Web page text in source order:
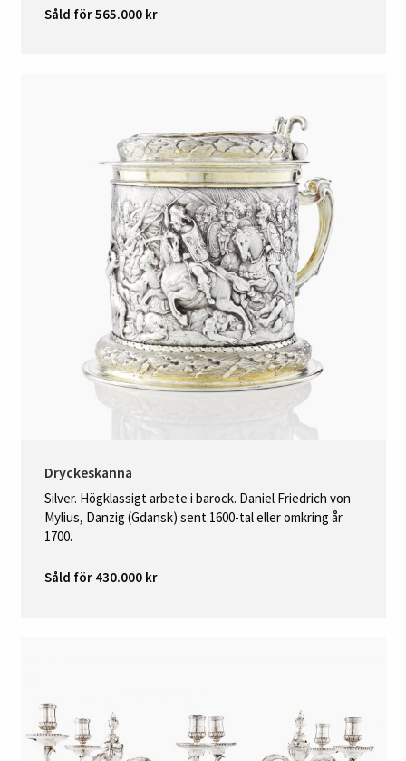
Såld för 565.000 kr
Dryckeskanna
Silver. Högklassigt arbete i barock. Daniel Friedrich von
Mylius, Danzig (Gdansk) sent 1600-tal eller omkring år
1700.
Såld för 430.000 kr